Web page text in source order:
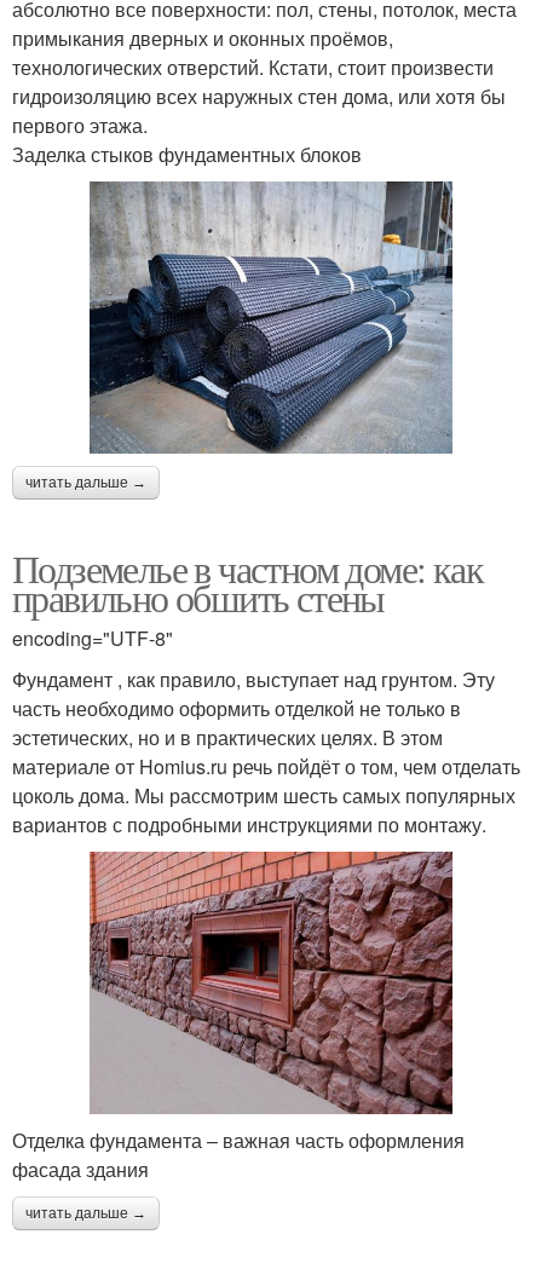
абсолютно все поверхности: пол, стены, потолок, места
примыкания дверных и оконных проёмов,
технологических отверстий. Кстати, стоит произвести
гидроизоляцию всех наружных стен дома, или хотя бы
первого этажа.
Заделка стыков фундаментных блоков
читать дальше →
Подземелье в частном доме: как
правильно обшить стены
encoding="UTF-8"
Фундамент , как правило, выступает над грунтом. Эту
часть необходимо оформить отделкой не только в
эстетических, но и в практических целях. В этом
материале от Homius.ru речь пойдёт о том, чем отделать
цоколь дома. Мы рассмотрим шесть самых популярных
вариантов с подробными инструкциями по монтажу.
Отделка фундамента – важная часть оформления
фасада здания
читать дальше →